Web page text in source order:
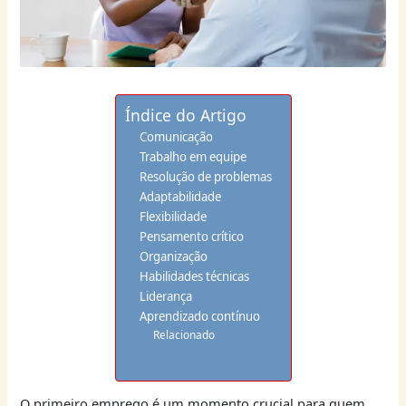
Índice do Artigo
Comunicação
Trabalho em equipe
Resolução de problemas
Adaptabilidade
Flexibilidade
Pensamento crítico
Organização
Habilidades técnicas
Liderança
Aprendizado contínuo
Relacionado